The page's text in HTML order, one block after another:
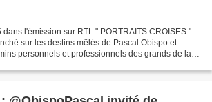
l'émission sur RTL " PORTRAITS CROISES "
sur les destins mêlés de Pascal Obispo et
personnels et professionnels des grands de la